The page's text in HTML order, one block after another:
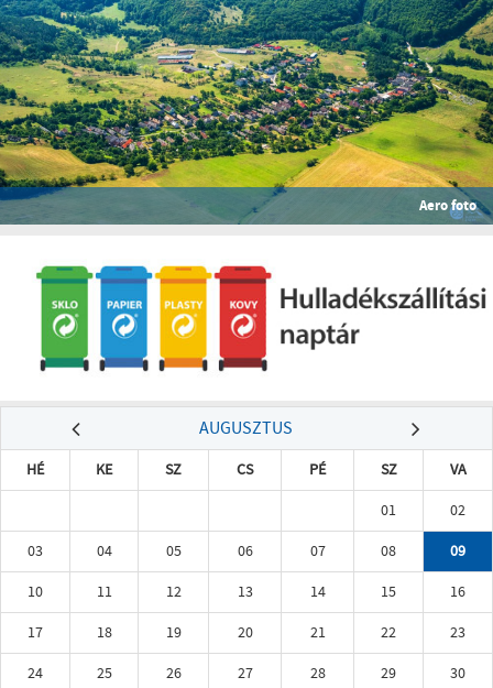
Aero foto
AUGUSZTUS
HÉ KE SZ CS PÉ SZ
VA
01
02
03
04 05 06 07 08
09
10
11 12 13 14 15
16
17
18 19 20 21 22
23
24
25 26 27 28 29
30